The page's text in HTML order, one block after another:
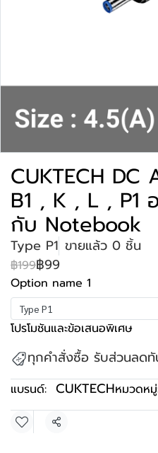
CUKTECH
B1 , K , L , P1
กับ Notebook
Type P1 ขายแล้ว 0 ชิ้น
฿199฿99
Option name 1
Type P1
โปรโมชันและข้อเสนอพิเศษ
ทุกคำสั่งซื้อ รับส่วนลดทั
แบรนด์: CUKTECHหมวดห
แชร์